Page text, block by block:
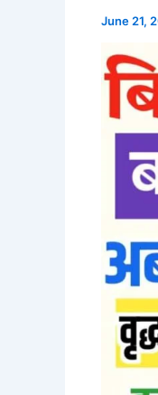
June 21,